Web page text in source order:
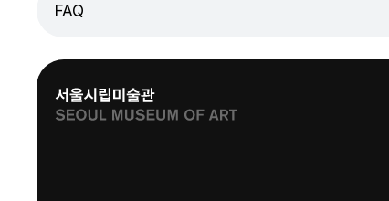
FAQ